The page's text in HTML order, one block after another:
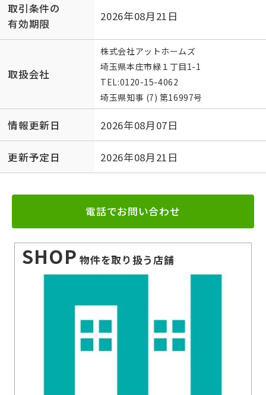
取引条件の
有効期限
2026年08月21日
取扱会社
株式会社アットホームズ
埼玉県本庄市緑１丁目1-1
TEL:0120-15-4062
埼玉県知事 (7) 第16997号
情報更新日 2026年08月07日
更新予定日 2026年08月21日
電話でお問い合わせ
SHOP 物件を取り扱う店舗